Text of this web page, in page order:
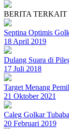
BERITA TERKAIT
Septina Optimis
18 April 2019
Dulang Suara di
17 Juli 2018
Target Menang
21 Oktober 2021
Caleg Golkar
20 Februari 2019